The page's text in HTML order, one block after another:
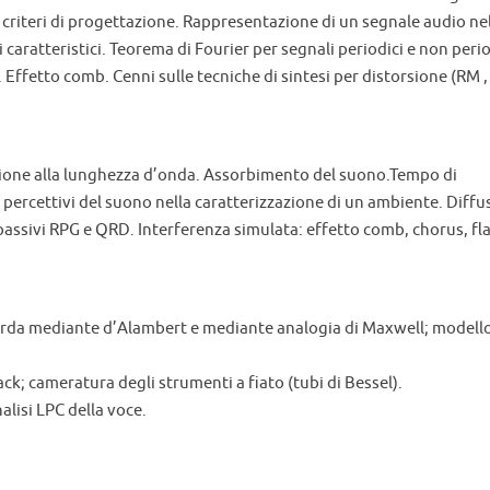
di progettazione. Rappresentazione di un segnale audio
Teorema di Fourier per segnali periodici e non
comb. Cenni sulle tecniche di sintesi per distorsione (RM ,
alla lunghezza d’onda. Assorbimento del suono.Tempo di
del suono nella caratterizzazione di un ambiente.
RPG e QRD. Interferenza simulata: effetto comb, chorus,
mediante d’Alambert e mediante analogia di Maxwell;
cameratura degli strumenti a fiato (tubi di Bessel).
LPC della voce.